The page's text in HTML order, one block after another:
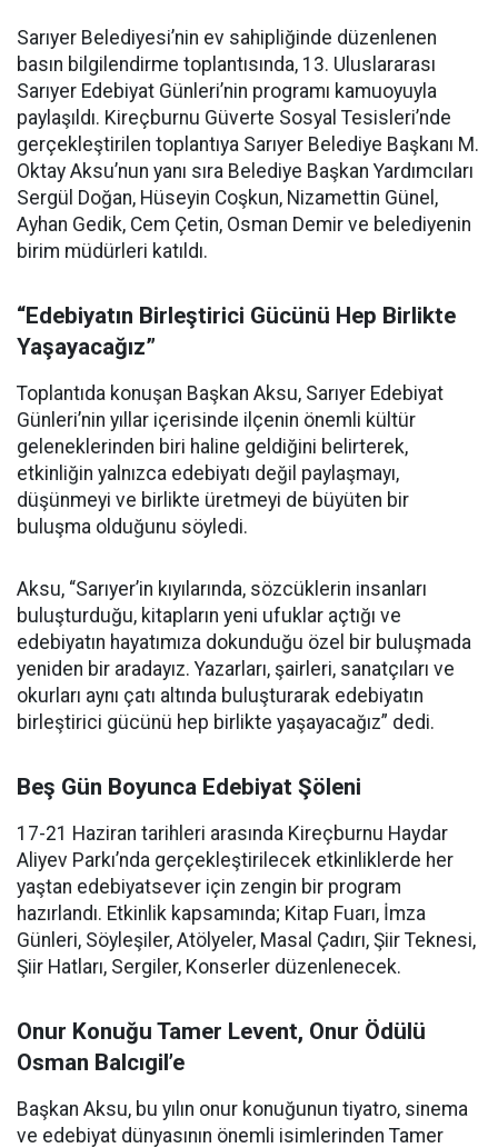
Sarıyer Belediyesi’nin ev sahipliğinde düzenlenen
basın bilgilendirme toplantısında, 13. Uluslararası
Sarıyer Edebiyat Günleri’nin programı kamuoyuyla
paylaşıldı. Kireçburnu Güverte Sosyal Tesisleri’nde
gerçekleştirilen toplantıya Sarıyer Belediye Başkanı M.
Oktay Aksu’nun yanı sıra Belediye Başkan Yardımcıları
Sergül Doğan, Hüseyin Coşkun, Nizamettin Günel,
Ayhan Gedik, Cem Çetin, Osman Demir ve belediyenin
birim müdürleri katıldı.
“Edebiyatın Birleştirici Gücünü Hep Birlikte
Yaşayacağız”
Toplantıda konuşan Başkan Aksu, Sarıyer Edebiyat
Günleri’nin yıllar içerisinde ilçenin önemli kültür
geleneklerinden biri haline geldiğini belirterek,
etkinliğin yalnızca edebiyatı değil paylaşmayı,
düşünmeyi ve birlikte üretmeyi de büyüten bir
buluşma olduğunu söyledi.
Aksu, “Sarıyer’in kıyılarında, sözcüklerin insanları
buluşturduğu, kitapların yeni ufuklar açtığı ve
edebiyatın hayatımıza dokunduğu özel bir buluşmada
yeniden bir aradayız. Yazarları, şairleri, sanatçıları ve
okurları aynı çatı altında buluşturarak edebiyatın
birleştirici gücünü hep birlikte yaşayacağız” dedi.
Beş Gün Boyunca Edebiyat Şöleni
17-21 Haziran tarihleri arasında Kireçburnu Haydar
Aliyev Parkı’nda gerçekleştirilecek etkinliklerde her
yaştan edebiyatsever için zengin bir program
hazırlandı. Etkinlik kapsamında; Kitap Fuarı, İmza
Günleri, Söyleşiler, Atölyeler, Masal Çadırı, Şiir Teknesi,
Şiir Hatları, Sergiler, Konserler düzenlenecek.
Onur Konuğu Tamer Levent, Onur Ödülü
Osman Balcıgil’e
Başkan Aksu, bu yılın onur konuğunun tiyatro, sinema
ve edebiyat dünyasının önemli isimlerinden Tamer